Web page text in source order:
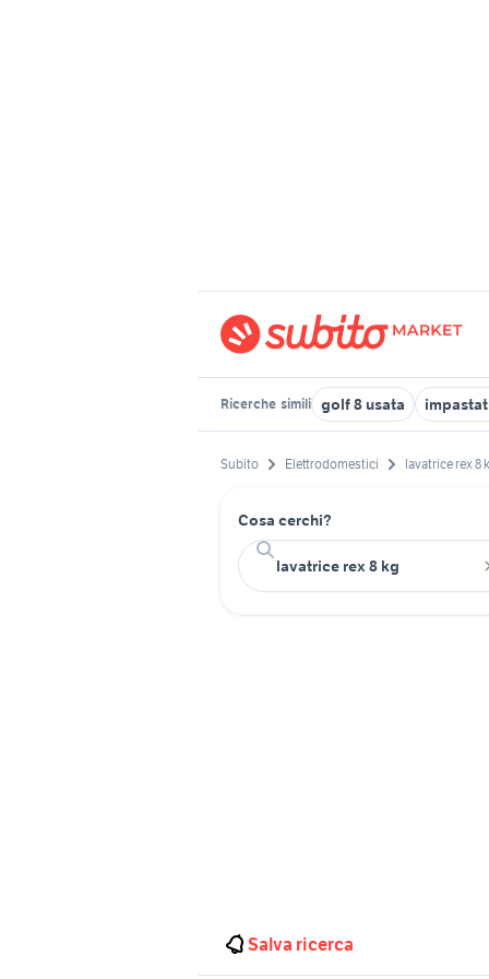
Ricerche simili golf 8 usata
Subito Elettrodomestici lavatrice rex 8
Cosa cerchi?
Salva ricerca